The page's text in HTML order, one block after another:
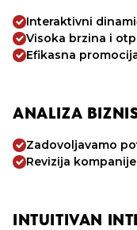
Interaktivni
Visoka brzina i
Efikasna
ANALIZA
Zadovoljavamo
Revizija
INTUITIVAN